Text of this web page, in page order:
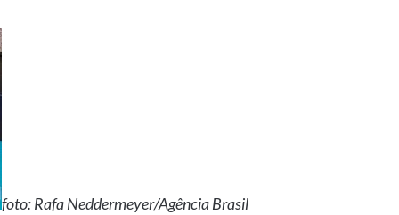
foto: Rafa Neddermeyer/Agência Brasil